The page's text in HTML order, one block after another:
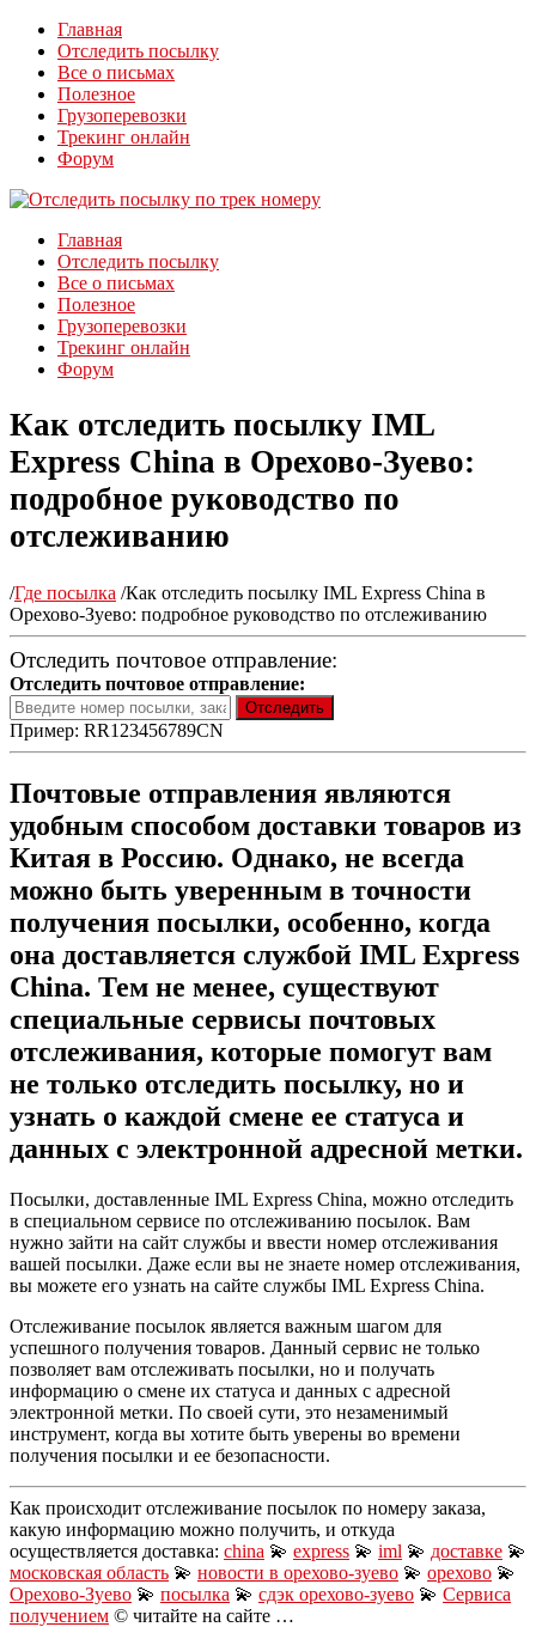
Главная
Отследить посылку
Все о письмах
Полезное
Грузоперевозки
Трекинг онлайн
Форум
Главная
Отследить посылку
Все о письмах
Полезное
Грузоперевозки
Трекинг онлайн
Форум
Как отследить посылку IML
Express China в Орехово-Зуево:
подробное руководство по
отслеживанию
/Где посылка /Как отследить посылку IML Express China в
Орехово-Зуево: подробное руководство по отслеживанию
Отследить почтовое отправление:
Отследить почтовое отправление:
Пример: RR123456789CN
Почтовые отправления являются
удобным способом доставки товаров из
Китая в Россию. Однако, не всегда
можно быть уверенным в точности
получения посылки, особенно, когда
она доставляется службой IML Express
China. Тем не менее, существуют
специальные сервисы почтовых
отслеживания, которые помогут вам
не только отследить посылку, но и
узнать о каждой смене ее статуса и
данных с электронной адресной метки.
Посылки, доставленные IML Express China, можно отследить
в специальном сервисе по отслеживанию посылок. Вам
нужно зайти на сайт службы и ввести номер отслеживания
вашей посылки. Даже если вы не знаете номер отслеживания,
вы можете его узнать на сайте службы IML Express China.
Отслеживание посылок является важным шагом для
успешного получения товаров. Данный сервис не только
позволяет вам отслеживать посылки, но и получать
информацию о смене их статуса и данных с адресной
электронной метки. По своей сути, это незаменимый
инструмент, когда вы хотите быть уверены во времени
получения посылки и ее безопасности.
Как происходит отслеживание посылок по номеру заказа,
какую информацию можно получить, и откуда
осуществляется доставка: china 💫 express 💫 iml 💫 доставке 💫
московская область 💫 новости в орехово-зуево 💫 орехово 💫
Орехово-Зуево 💫 посылка 💫 сдэк орехово-зуево 💫 Сервиса
получением © читайте на сайте …